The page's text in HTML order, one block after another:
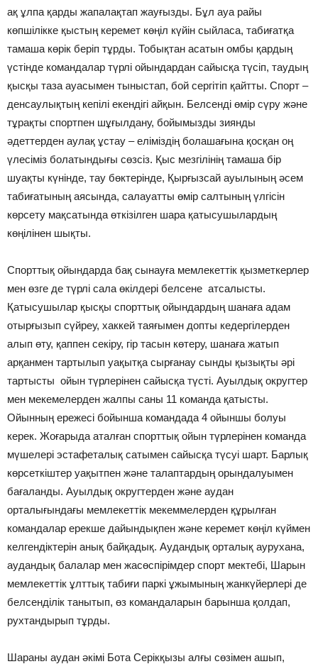
ақ ұлпа қарды жапалақтап жауғызды. Бұл ауа райы
көпшілікке қыстың керемет көңіл күйін сыйласа, табиғатқа
тамаша көрік беріп тұрды. Тобықтан асатын омбы қардың
үстінде командалар түрлі ойындардан сайысқа түсіп, таудың
қысқы таза ауасымен тыныстап, бой сергітіп қайтты. Спорт –
денсаулықтың кепілі екендігі айқын. Белсенді өмір сүру және
тұрақты спортпен шұғылдану, бойымызды зиянды
әдеттерден аулақ ұстау – еліміздің болашағына қосқан оң
үлесіміз болатындығы сөзсіз. Қыс мезгілінің тамаша бір
шуақты күнінде, тау бөктерінде, Қырғызсай ауылының әсем
табиғатының аясында, салауатты өмір салтының үлгісін
көрсету мақсатында өткізілген шара қатысушылардың
көңілінен шықты.
Спорттық ойындарда бақ сынауға мемлекеттік қызметкерлер
мен өзге де түрлі сала өкілдері белсене атсалысты.
Қатысушылар қысқы спорттық ойындардың шанаға адам
отырғызып сүйреу, хаккей таяғымен допты кедергілерден
алып өту, қаппен секіру, гір тасын көтеру, шанаға жатып
арқанмен тартылып уақытқа сырғанау сынды қызықты әрі
тартысты ойын түрлерінен сайысқа түсті. Ауылдық округтер
мен мекемелерден жалпы саны 11 команда қатысты.
Ойынның ережесі бойынша командада 4 ойыншы болуы
керек. Жоғарыда аталған спорттық ойын түрлерінен команда
мүшелері эстафеталық сатымен сайысқа түсуі шарт. Барлық
көрсеткіштер уақытпен және талаптардың орындалуымен
бағаланды. Ауылдық округтерден және аудан
орталығындағы мемлекеттік мекеммелерден құрылған
командалар ерекше дайындықпен және керемет көңіл күймен
келгендіктерін анық байқадық. Аудандық орталық аурухана,
аудандық балалар мен жасөспірімдер спорт мектебі, Шарын
мемлекеттік ұлттық табиғи паркі ұжымының жанкүйерлері де
белсенділік танытып, өз командаларын барынша қолдап,
рухтандырып тұрды.
Шараны аудан әкімі Бота Серікқызы алғы сөзімен ашып,